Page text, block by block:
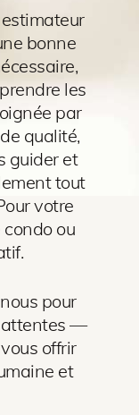
bonne
les
par
qualité,
guider et
tout
votre
ou
pour
attentes —
offrir
et